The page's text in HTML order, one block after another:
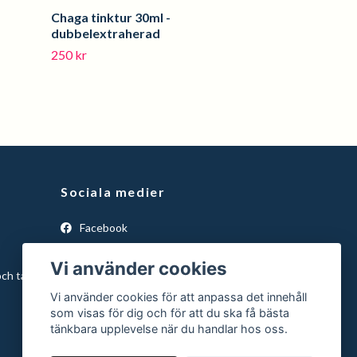
Chaga tinktur 30ml -
dubbelextraherad
250 kr
ta
Sociala medier
Facebook
Vi använder cookies
Vi använder cookies för att anpassa det innehåll
som visas för dig och för att du ska få bästa
tänkbara upplevelse när du handlar hos oss.